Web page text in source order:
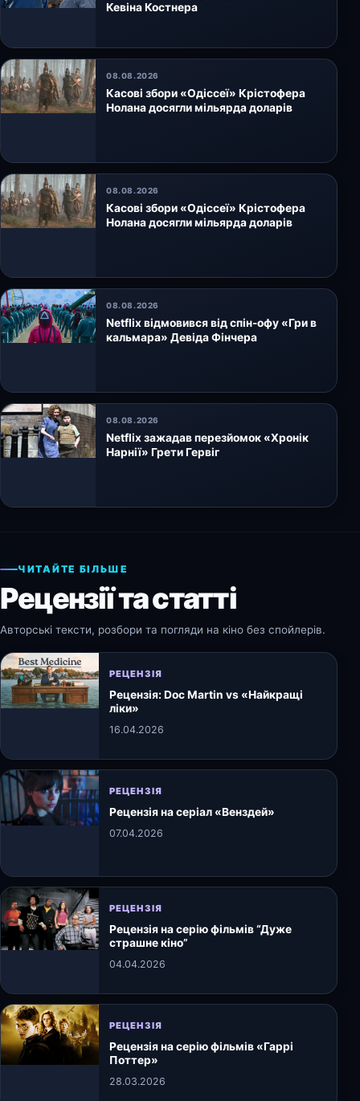
Кевіна Костнера
08.08.2026
Касові збори «Одіссеї» Крістофера
Нолана досягли мільярда доларів
08.08.2026
Касові збори «Одіссеї» Крістофера
Нолана досягли мільярда доларів
08.08.2026
Netflix відмовився від спін-офу «Гри в
кальмара» Девіда Фінчера
08.08.2026
Netflix зажадав перезйомок «Хронік
Нарнії» Грети Гервіг
ЧИТАЙТЕ БІЛЬШЕ
Рецензії та статті
Авторські тексти, розбори та погляди на кіно без спойлерів.
РЕЦЕНЗІЯ
Рецензія: Doc Martin vs «Найкращі
ліки»
16.04.2026
РЕЦЕНЗІЯ
Рецензія на серіал «Венздей»
07.04.2026
РЕЦЕНЗІЯ
Рецензія на серію фільмів “Дуже
страшне кіно”
04.04.2026
РЕЦЕНЗІЯ
Рецензія на серію фільмів «Гаррі
Поттер»
28.03.2026